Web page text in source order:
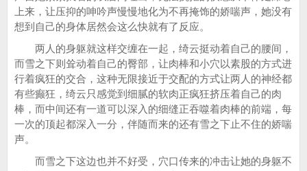
上来，让压抑的呻吟声慢慢地化为不再掩饰的娇喘声，她没有
想到自己的身体居然会这么快就有了反应。
两人的身躯就这样交缠在一起，绮云挺动着自己的腰间，
而雪之下则耸动着自己的臀部，让肉棒和小穴以素股的方式进
行着疯狂的交合，这种无限接近于交配的方式让两人的神经都
有些癫狂，绮云只感觉到细腻的软肉正疯狂挤压着自己的肉
棒，而中间还有一道可以深入的细缝正吞噬着肉棒的前端，每
一次的顶起都深入一分，伴随而来的还有雪之下止不住的娇喘
声。
而雪之下这边也并不好受，穴口传来的冲击让她的身躯不